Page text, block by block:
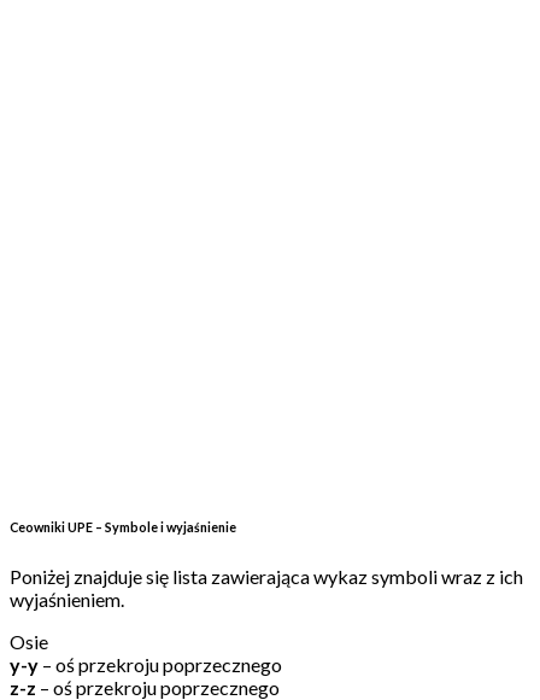
Ceowniki UPE – Symbole i wyjaśnienie
Poniżej znajduje się lista zawierająca wykaz symboli wraz z ich
wyjaśnieniem.
Osie
y-y – oś przekroju poprzecznego
z-z – oś przekroju poprzecznego